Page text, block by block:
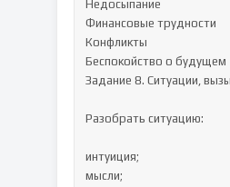
Недосыпание
Финансовые трудности
Конфликты
Беспокойство о будущем
Задание 8. Ситуации,
Разобрать ситуацию:
интуиция;
мысли;